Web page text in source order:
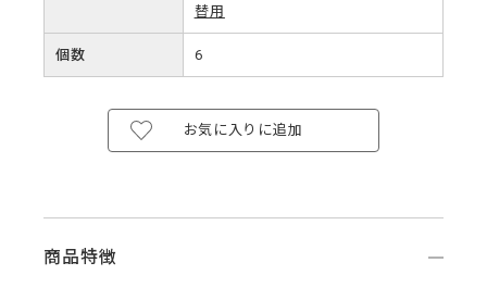
お気に入りに追加
替用
個数 6
商品特徴